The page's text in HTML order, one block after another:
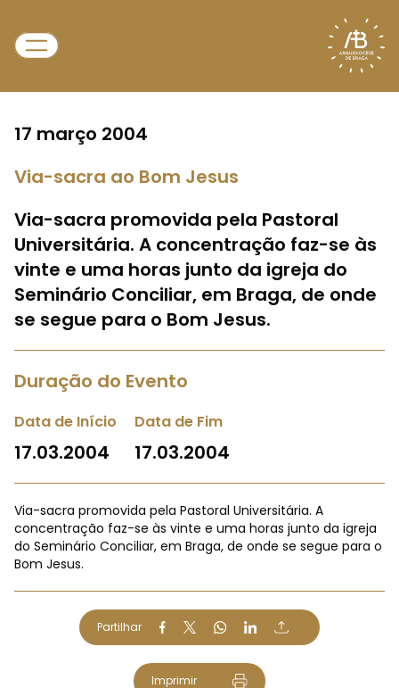
17 março 2004
Via-sacra ao Bom Jesus
Via-sacra promovida pela Pastoral
Universitária. A concentração faz-se às
vinte e uma horas junto da igreja do
Seminário Conciliar, em Braga, de onde
se segue para o Bom Jesus.
Duração do Evento
Data de Início
17.03.2004
Data de Fim
17.03.2004
Via-sacra promovida pela Pastoral Universitária. A
concentração faz-se às vinte e uma horas junto da igreja
do Seminário Conciliar, em Braga, de onde se segue para o
Bom Jesus.
Partilhar
Imprimir